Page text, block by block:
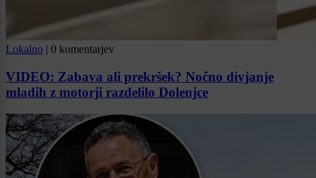
Lokalno | 0 komentarjev
VIDEO: Zabava ali prekršek? Nočno divjanje
mladih z motorji razdelilo Dolenjce